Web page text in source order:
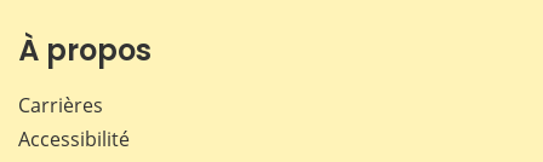
À propos
Carrières
Accessibilité